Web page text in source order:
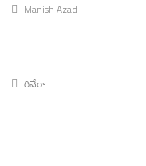
Manish Azad
రివేరా